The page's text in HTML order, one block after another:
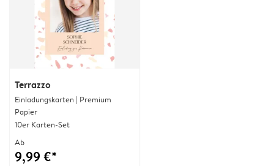
Terrazzo
Einladungskarten | Premium
Papier
10er Karten-Set
Ab
9,99 €*